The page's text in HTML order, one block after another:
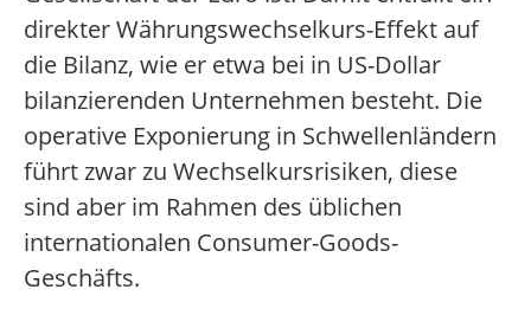
direkter Währungswechselkurs-Effekt auf
die Bilanz, wie er etwa bei in US-Dollar
bilanzierenden Unternehmen besteht. Die
operative Exponierung in Schwellenländern
führt zwar zu Wechselkursrisiken, diese
sind aber im Rahmen des üblichen
internationalen Consumer-Goods-
Geschäfts.